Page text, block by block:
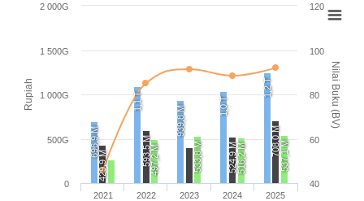
Rupiah Nilai Buku (BV)
696,9 M
1,1 T
939,8 M 1,0 T
1,2 T
429,9 M 593,5 M 524,9 M
708,0 M
497,2 M 533,8 M 516,2 M 537,1 M
2021 2022 2023 2024 2025
0
500G
1 000G
1 500G
2 000G
40
60
80
100
120